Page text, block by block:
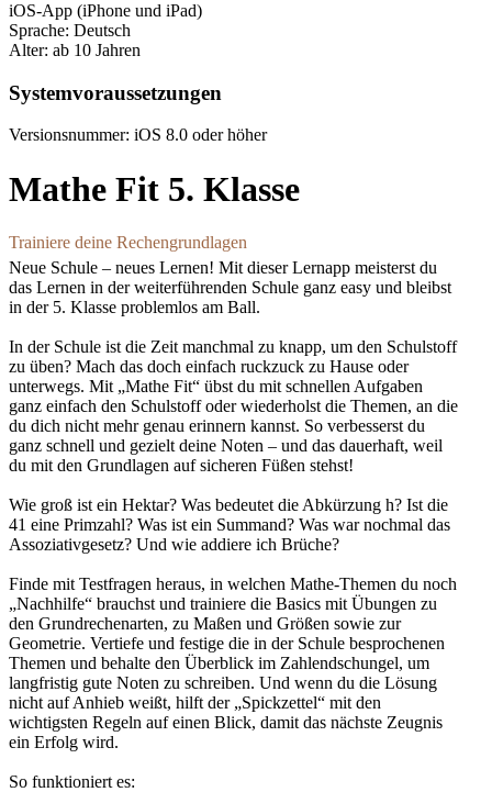
iOS-App (iPhone und iPad)
Sprache: Deutsch
Alter: ab 10 Jahren
Systemvoraussetzungen
Versionsnummer: iOS 8.0 oder höher
Mathe Fit 5. Klasse
Trainiere deine Rechengrundlagen
Neue Schule – neues Lernen! Mit dieser Lernapp meisterst du
das Lernen in der weiterführenden Schule ganz easy und bleibst
in der 5. Klasse problemlos am Ball.
In der Schule ist die Zeit manchmal zu knapp, um den Schulstoff
zu üben? Mach das doch einfach ruckzuck zu Hause oder
unterwegs. Mit „Mathe Fit“ übst du mit schnellen Aufgaben
ganz einfach den Schulstoff oder wiederholst die Themen, an die
du dich nicht mehr genau erinnern kannst. So verbesserst du
ganz schnell und gezielt deine Noten – und das dauerhaft, weil
du mit den Grundlagen auf sicheren Füßen stehst!
Wie groß ist ein Hektar? Was bedeutet die Abkürzung h? Ist die
41 eine Primzahl? Was ist ein Summand? Was war nochmal das
Assoziativgesetz? Und wie addiere ich Brüche?
Finde mit Testfragen heraus, in welchen Mathe-Themen du noch
„Nachhilfe“ brauchst und trainiere die Basics mit Übungen zu
den Grundrechenarten, zu Maßen und Größen sowie zur
Geometrie. Vertiefe und festige die in der Schule besprochenen
Themen und behalte den Überblick im Zahlendschungel, um
langfristig gute Noten zu schreiben. Und wenn du die Lösung
nicht auf Anhieb weißt, hilft der „Spickzettel“ mit den
wichtigsten Regeln auf einen Blick, damit das nächste Zeugnis
ein Erfolg wird.
So funktioniert es: